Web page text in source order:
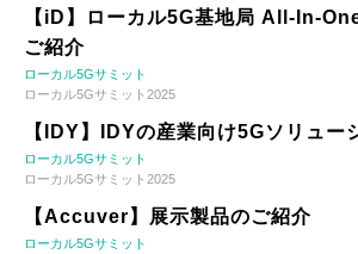
【iD】ローカル5G基地局 All-In-
ご紹介
ローカル5Gサミット
ローカル5Gサミット2025
【IDY】IDYの産業向け5Gソリュー
ローカル5Gサミット
ローカル5Gサミット2025
【Accuver】展示製品のご紹介
ローカル5Gサミット